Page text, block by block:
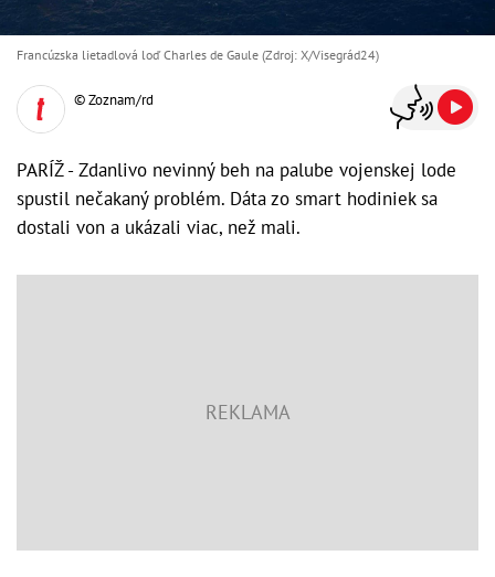
Francúzska lietadlová loď Charles de Gaule (Zdroj: X/Visegrád24)
© Zoznam/rd
PARÍŽ - Zdanlivo nevinný beh na palube vojenskej lode
spustil nečakaný problém. Dáta zo smart hodiniek sa
dostali von a ukázali viac, než mali.